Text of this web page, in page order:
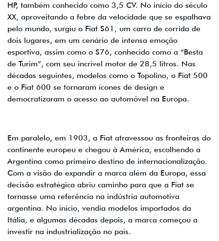
HP, também conhecido como 3,5 CV. No início do século
XX, aproveitando a febre da velocidade que se espalhava
pelo mundo, surgiu o Fiat S61, um carro de corrida de
dois lugares, em um cenário de intensa emoção
esportiva, assim como o S76, conhecido como a “Besta
de Turim”, com seu incrível motor de 28,5 litros. Nas
décadas seguintes, modelos como o Topolino, o Fiat 500
e o Fiat 600 se tornaram ícones de design e
democratizaram o acesso ao automóvel na Europa.
Em paralelo, em 1903, a Fiat atravessou as fronteiras do
continente europeu e chegou à América, escolhendo a
Argentina como primeiro destino de internacionalização.
Com a visão de expandir a marca além da Europa, essa
decisão estratégica abriu caminho para que a Fiat se
tornasse uma referência na indústria automotiva
argentina. No início, vendia modelos importados da
Itália, e algumas décadas depois, a marca começou a
investir na industrialização no país.